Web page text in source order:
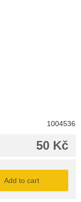
1004536
50 Kč
Add to cart